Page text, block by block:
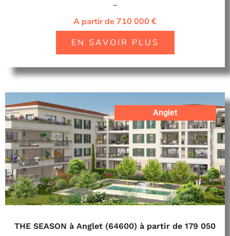
–
A partir de 710 000 €
EN SAVOIR PLUS
Anglet
THE SEASON à Anglet (64600) à partir de 179 050